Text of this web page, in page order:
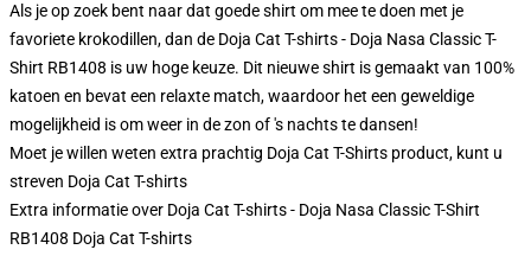
Als je op zoek bent naar dat goede shirt om mee te doen met je
favoriete krokodillen, dan de Doja Cat T-shirts - Doja Nasa Classic T-
Shirt RB1408 is uw hoge keuze. Dit nieuwe shirt is gemaakt van 100%
katoen en bevat een relaxte match, waardoor het een geweldige
mogelijkheid is om weer in de zon of 's nachts te dansen!
Moet je willen weten extra prachtig Doja Cat T-Shirts product, kunt u
streven Doja Cat T-shirts
Extra informatie over Doja Cat T-shirts - Doja Nasa Classic T-Shirt
RB1408 Doja Cat T-shirts